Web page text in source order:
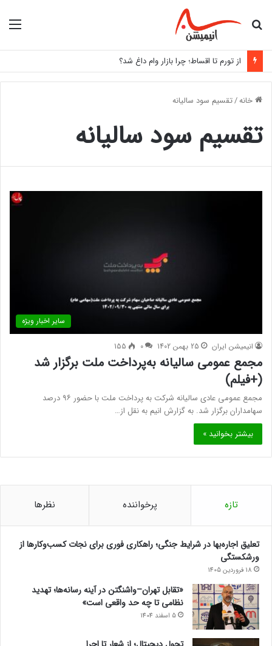
جستجو
از تورم تا اقساط؛ چرا بازار وام داغ شد؟
خانه/تقسیم سود سالیانه
تقسیم سود سالیانه
سایر اخبار ویژه
انیمیشن ایران 25 بهمن 1402 0
155
مجمع عمومی سالیانه به‌پرداخت ملت برگزار شد
(+فیلم)
مجمع عمومی عادی سالیانه شرکت به پرداخت ملت با حضور ۹۶ درصد
سهامداران برگزار شد. به گزارش انیم به نقل از…
بیشتر بخوانید »
تازه پرخواننده نظرها
تعلیق اجاره‌بها در شرایط جنگی؛ راهکاری فوری برای نجات کسب‌وکارها از
ورشکستگی
18 فروردین 1405
«تقابل تهران–واشنگتن در آینه رسانه‌ها؛ تهدید
نظامی تا چه حد واقعی است»
5 اسفند 1404